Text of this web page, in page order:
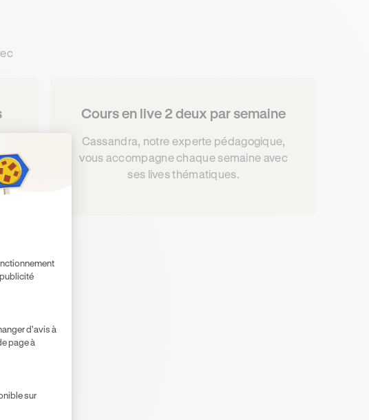
Cours en live 2 deux par semaine
Cassandra, notre experte pédagogique,
vous accompagne chaque semaine avec
ses lives thématiques.
: Personnalisez vos Options
d'avis à
page à
sur